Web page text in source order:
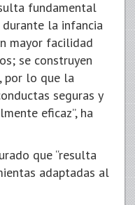
fundamental
la infancia
mayor facilidad
se construyen
por lo que la
seguras y
eficaz”, ha
que “resulta
adaptadas al